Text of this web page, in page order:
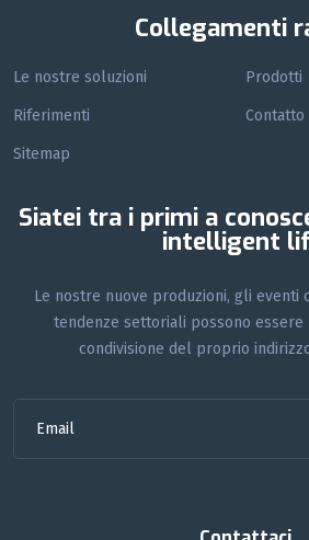
Collegamenti
Le nostre soluzioni Prodotti
Riferimenti Contatto
Sitemap
Siatei tra i primi a
intelligent
Le nostre nuove produzioni, gli eventi
tendenze settoriali possono
condivisione del proprio